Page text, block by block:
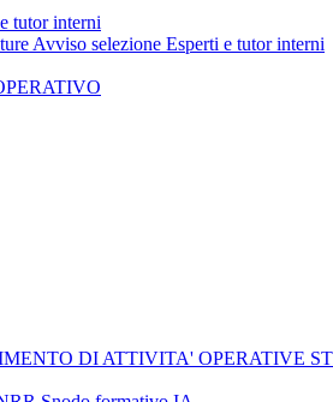
tutor interni
Avviso selezione Esperti e tutor interni
DI ATTIVITA' OPERATIVE